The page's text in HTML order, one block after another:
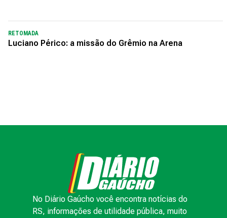
RETOMADA
Luciano Périco: a missão do Grêmio na Arena
No Diário Gaúcho você encontra notícias do
RS, informações de utilidade pública, muito